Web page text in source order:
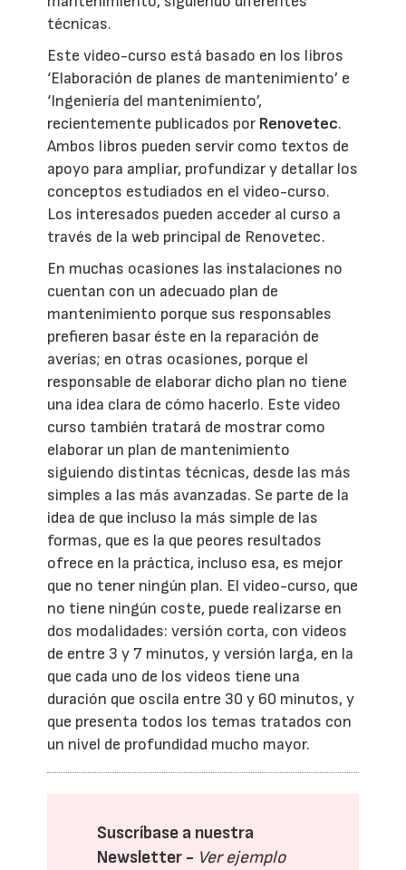
técnicas.
Este video-curso está basado en los libros
‘Elaboración de planes de mantenimiento’ e
‘Ingeniería del mantenimiento’,
recientemente publicados por Renovetec.
Ambos libros pueden servir como textos de
apoyo para ampliar, profundizar y detallar los
conceptos estudiados en el video-curso.
Los interesados pueden acceder al curso a
través de la web principal de Renovetec.
En muchas ocasiones las instalaciones no
cuentan con un adecuado plan de
mantenimiento porque sus responsables
prefieren basar éste en la reparación de
averías; en otras ocasiones, porque el
responsable de elaborar dicho plan no tiene
una idea clara de cómo hacerlo. Este video
curso también tratará de mostrar como
elaborar un plan de mantenimiento
siguiendo distintas técnicas, desde las más
simples a las más avanzadas. Se parte de la
idea de que incluso la más simple de las
formas, que es la que peores resultados
ofrece en la práctica, incluso esa, es mejor
que no tener ningún plan. El video-curso, que
no tiene ningún coste, puede realizarse en
dos modalidades: versión corta, con videos
de entre 3 y 7 minutos, y versión larga, en la
que cada uno de los videos tiene una
duración que oscila entre 30 y 60 minutos, y
que presenta todos los temas tratados con
un nivel de profundidad mucho mayor.
Suscríbase a nuestra
Newsletter - Ver ejemplo